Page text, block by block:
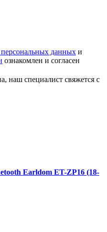
данных и
ознакомлен и согласен
наш специалист свяжется с
Earldom ET-ZP16 (18-